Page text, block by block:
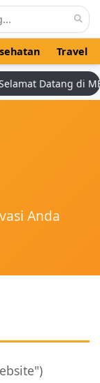
Travel
Datang di
Anda